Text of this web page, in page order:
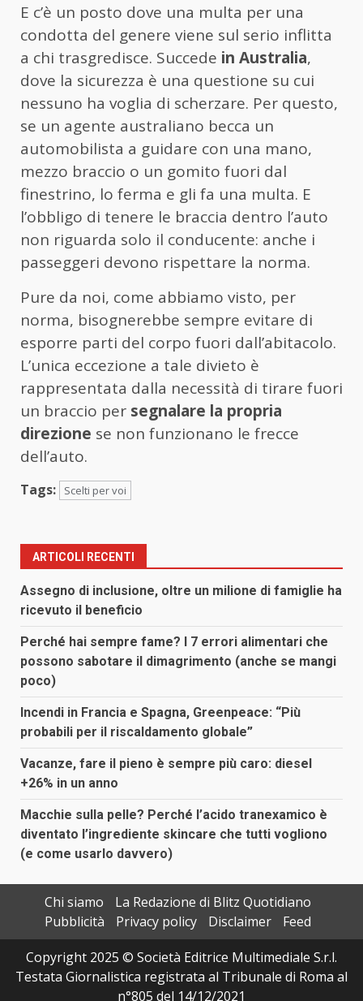
E c’è un posto dove una multa per una
condotta del genere viene sul serio inflitta
a chi trasgredisce. Succede in Australia,
dove la sicurezza è una questione su cui
nessuno ha voglia di scherzare. Per questo,
se un agente australiano becca un
automobilista a guidare con una mano,
mezzo braccio o un gomito fuori dal
finestrino, lo ferma e gli fa una multa. E
l’obbligo di tenere le braccia dentro l’auto
non riguarda solo il conducente: anche i
passeggeri devono rispettare la norma.
Pure da noi, come abbiamo visto, per
norma, bisognerebbe sempre evitare di
esporre parti del corpo fuori dall’abitacolo.
L’unica eccezione a tale divieto è
rappresentata dalla necessità di tirare fuori
un braccio per segnalare la propria
direzione se non funzionano le frecce
dell’auto.
Tags: Scelti per voi
ARTICOLI RECENTI
Assegno di inclusione, oltre un milione di famiglie ha
ricevuto il beneficio
Perché hai sempre fame? I 7 errori alimentari che
possono sabotare il dimagrimento (anche se mangi
poco)
Incendi in Francia e Spagna, Greenpeace: “Più
probabili per il riscaldamento globale”
Vacanze, fare il pieno è sempre più caro: diesel
+26% in un anno
Macchie sulla pelle? Perché l’acido tranexamico è
diventato l’ingrediente skincare che tutti vogliono
(e come usarlo davvero)
Chi siamo
La Redazione di Blitz Quotidiano
Pubblicità
Privacy policy Disclaimer
Feed
Copyright 2025 © Società Editrice Multimediale S.r.l.
Testata Giornalistica registrata al Tribunale di Roma al
n°805 del 14/12/2021